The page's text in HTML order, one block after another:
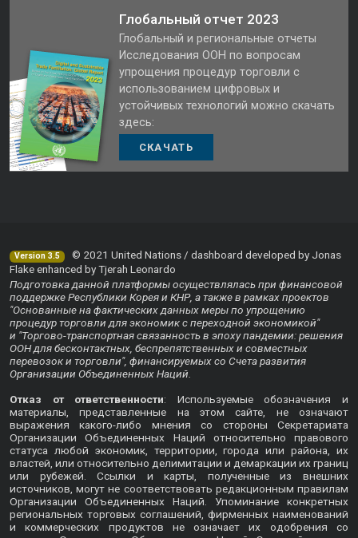
Глобальный отчет 2023
Глобальный и региональные отчеты
Исследования ООН по вопросам
упрощения процедур торговли с
использованием цифровых и
устойчивых технологий можно скачать
здесь:
СКАЧАТЬ
Version 3.5
© 2021 United Nations / dashboard developed by Jonas
Flake enhanced by Tjerah Leonardo
Подготовка данной платформы осуществлялась при финансовой
поддержке Республики Корея и КНР, а также в рамках проектов
"Основанные на фактических данных меры по упрощению
процедур торговли для экономик с переходной экономикой"
и "Торгово-транспортная связанность в эпоху пандемии: решения
ООН для бесконтактных, беспрепятственных и совместных
перевозок и торговли", финансируемых со Счета развития
Организации Объединенных Наций.
Отказ от ответственности: Используемые обозначения и
материалы, представленные на этом сайте, не означают
выражения какого-либо мнения со стороны Секретариата
Организации Объединенных Наций относительно правового
статуса любой экономик, территории, города или района, их
властей, или относительно делимитации и демаркации их границ
или рубежей. Ссылки и карты, полученные из внешних
источников, могут не соответствовать редакционным правилам
Организации Объединенных Наций. Упоминание конкретных
региональных торговых соглашений, фирменных наименований
и коммерческих продуктов не означает их одобрения со